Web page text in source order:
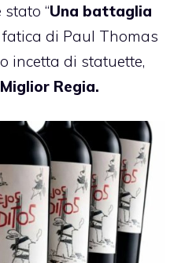
“Una battaglia
fatica di Paul Thomas
incetta di statuette,
Regia.